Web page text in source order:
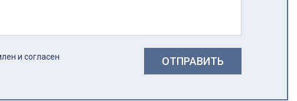
и согласен ОТПРАВИТЬ